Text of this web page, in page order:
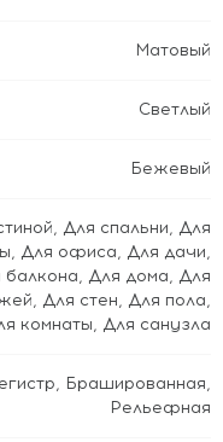
Матовый
Светлый
Бежевый
, Для спальни, Для
, Для офиса, Для дачи,
балкона, Для дома, Для
, Для стен, Для пола,
комнаты, Для санузла
, Брашированная,
Рельефная